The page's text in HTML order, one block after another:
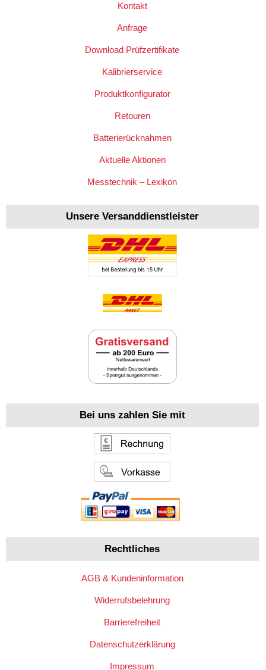
Kontakt
Anfrage
Download Prüfzertifikate
Kalibrierservice
Produktkonfigurator
Retouren
Batterierücknahmen
Aktuelle Aktionen
Messtechnik – Lexikon
Unsere Versanddienstleister
Bei uns zahlen Sie mit
Rechtliches
AGB & Kundeninformation
Widerrufsbelehrung
Barrierefreiheit
Datenschutzerklärung
Impressum